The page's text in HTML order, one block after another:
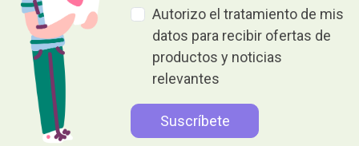
Autorizo el tratamiento de mis
datos para recibir ofertas de
productos y noticias
relevantes